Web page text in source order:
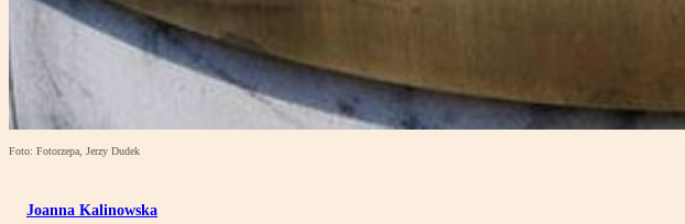
Foto: Fotorzepa, Jerzy Dudek
Joanna Kalinowska